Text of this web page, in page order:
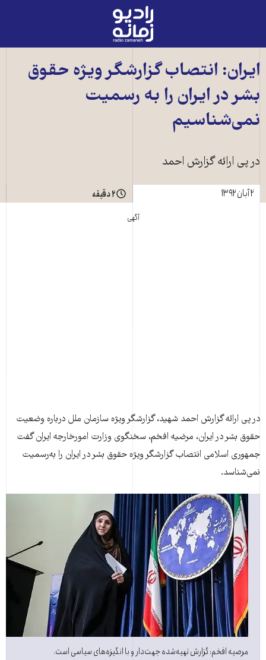
رادیو
زمانه
به
صفحه
اصلی
ايران: انتصاب گزارشگر ويژه حقوق
بشر در ايران را به رسميت
نمی‌شناسيم
در پی ارائه گزارش احمد
۲ آبان ۱۳۹۲
۲ دقیقه
آگهی
در پی ارائه گزارش احمد شهيد، گزارشگر ويژه سازمان ملل درباره وضعيت
حقوق بشر در ايران، مرضيه افخم، سخنگوی وزارت امورخارجه ايران گفت
جمهوری اسلامی انتصاب گزارشگر ويژه حقوق بشر در ايران را به‌رسميت
نمی‌شناسد.
مرصيه افخم: گزارش تهيه‌شده جهت‌دار و با انگيزه‌های سياسی است.